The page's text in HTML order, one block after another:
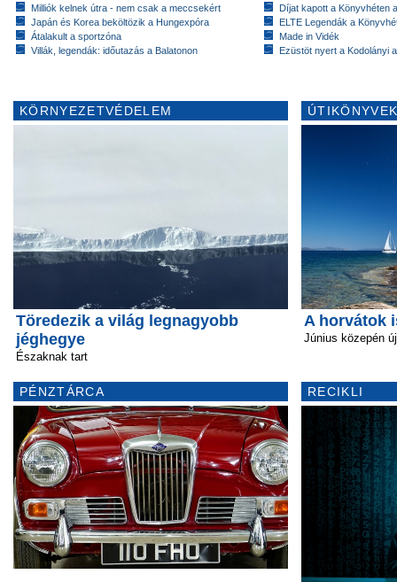
Milliók kelnek útra - nem csak a meccsekért
Japán és Korea beköltözik a Hungexpóra
Átalakult a sportzóna
Villák, legendák: időutazás a Balatonon
Díjat kapott a Könyvhéten
ELTE Legendák a
Made in Vidék
Ezüstöt nyert a Kodolányi
KÖRNYEZETVÉDELEM
Töredezik a világ legnagyobb
jéghegye
Északnak tart
PÉNZTÁRCA
A horvátok
Június közepén
RECIKLI